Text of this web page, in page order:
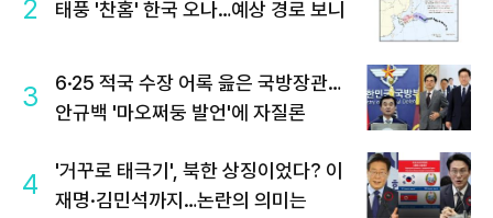
2 태풍 '찬홈' 한국 오나…예상 경로 보니
3
6·25 적국 수장 어록 읊은 국방장관…
안규백 '마오쩌둥 발언'에 자질론
4
'거꾸로 태극기', 북한 상징이었다? 이
재명·김민석까지…논란의 의미는